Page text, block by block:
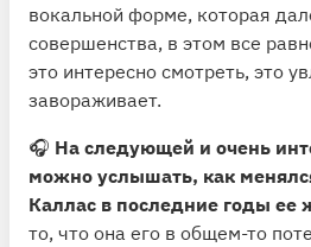
вокальной форме, которая
совершенства, в этом все
это интересно смотреть, это
завораживает.
🎧 На следующей и очень
можно услышать, как
Каллас в последние годы ее
то, что она его в общем-то